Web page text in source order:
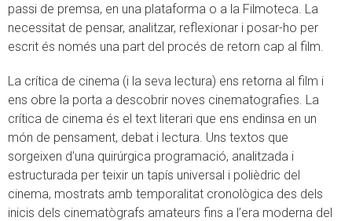
passi de premsa, en una plataforma o a la Filmoteca. La
necessitat de pensar, analitzar, reflexionar i posar-ho per
escrit és només una part del procés de retorn cap al film.
La crítica de cinema (i la seva lectura) ens retorna al film i
ens obre la porta a descobrir noves cinematografies. La
crítica de cinema és el text literari que ens endinsa en un
món de pensament, debat i lectura. Uns textos que
sorgeixen d’una quirúrgica programació, analitzada i
estructurada per teixir un tapís universal i polièdric del
cinema, mostrats amb temporalitat cronològica des dels
inicis dels cinematògrafs amateurs fins a l’era moderna del